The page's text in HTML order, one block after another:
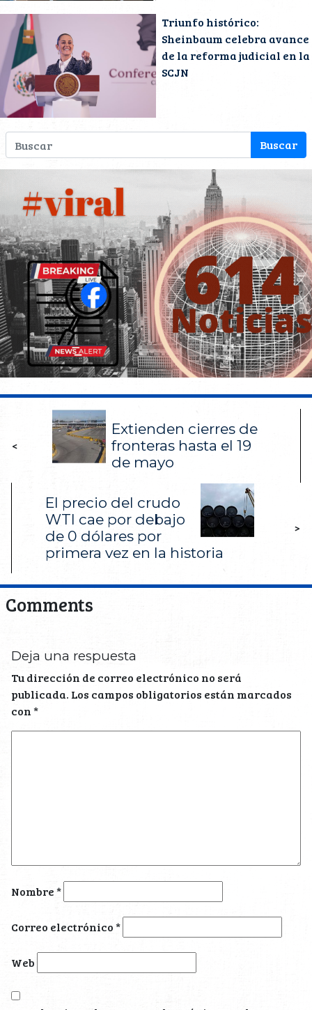
Triunfo histórico:
Sheinbaum celebra avance
de la reforma judicial en la
SCJN
<
Extienden cierres de
fronteras hasta el 19
de mayo
El precio del crudo
WTI cae por debajo
de 0 dólares por
primera vez en la historia
>
Comments
Deja una respuesta
Tu dirección de correo electrónico no será
publicada. Los campos obligatorios están marcados
con*
Nombre*
Correo electrónico*
Web